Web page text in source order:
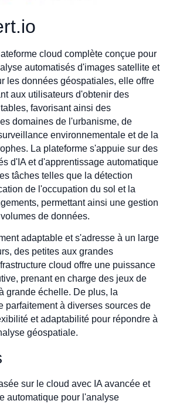
cloud complète conçue pour
automatisés d'images satellite et
les données géospatiales, elle offre
aux utilisateurs d'obtenir des
favorisant ainsi des
domaines de l'urbanisme, de
environnementale et de la
La plateforme s'appuie sur des
d'IA et d'apprentissage automatique
tâches telles que la détection
de l'occupation du sol et la
permettant ainsi une gestion
de données.
adaptable et s'adresse à un large
des petites aux grandes
cloud offre une puissance
prenant en charge des jeux de
grande échelle. De plus, la
parfaitement à diverses sources de
et adaptabilité pour répondre à
géospatiale.
sur le cloud avec IA avancée et
automatique pour l'analyse